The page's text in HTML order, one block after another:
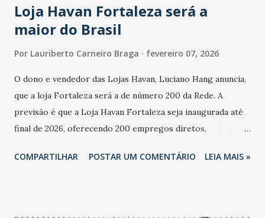
Loja Havan Fortaleza será a
maior do Brasil
Por Lauriberto Carneiro Braga fevereiro 07, 2026
O dono e vendedor das Lojas Havan, Luciano Hang anuncia,
que a loja Fortaleza será a de número 200 da Rede. A
previsão é que a Loja Havan Fortaleza seja inaugurada até
final de 2026, oferecendo 200 empregos diretos,
Havan Fortaleza ainda não foi anunciada oficialmente, mas
COMPARTILHAR POSTAR UM COMENTÁRIO LEIA MAIS »